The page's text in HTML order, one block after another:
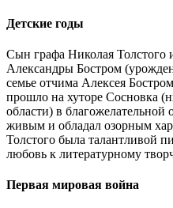
Детские годы
Сын графа Николая Толстого
Александры Бостром
семье отчима Алексея
прошло на хуторе Сосновка
области) в благожелательной
живым и обладал озорным
Толстого была талантливой
любовь к литературному
Первая мировая война